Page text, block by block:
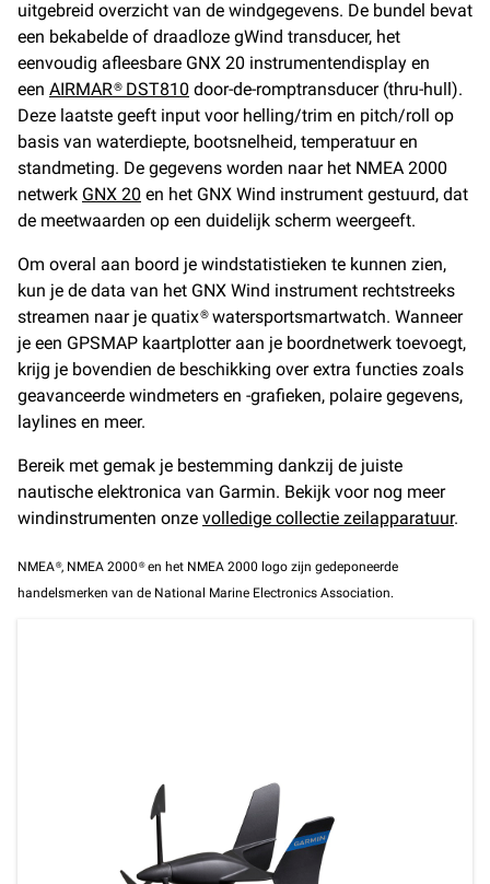
uitgebreid overzicht van de windgegevens. De bundel bevat
een bekabelde of draadloze gWind transducer, het
eenvoudig afleesbare GNX 20 instrumentendisplay en
een AIRMAR® DST810 door-de-romptransducer (thru-hull).
Deze laatste geeft input voor helling/trim en pitch/roll op
basis van waterdiepte, bootsnelheid, temperatuur en
standmeting. De gegevens worden naar het NMEA 2000
netwerk GNX 20 en het GNX Wind instrument gestuurd, dat
de meetwaarden op een duidelijk scherm weergeeft.
Om overal aan boord je windstatistieken te kunnen zien,
kun je de data van het GNX Wind instrument rechtstreeks
streamen naar je quatix® watersportsmartwatch. Wanneer
je een GPSMAP kaartplotter aan je boordnetwerk toevoegt,
krijg je bovendien de beschikking over extra functies zoals
geavanceerde windmeters en -grafieken, polaire gegevens,
laylines en meer.
Bereik met gemak je bestemming dankzij de juiste
nautische elektronica van Garmin. Bekijk voor nog meer
windinstrumenten onze volledige collectie zeilapparatuur.
NMEA®, NMEA 2000® en het NMEA 2000 logo zijn gedeponeerde
handelsmerken van de National Marine Electronics Association.